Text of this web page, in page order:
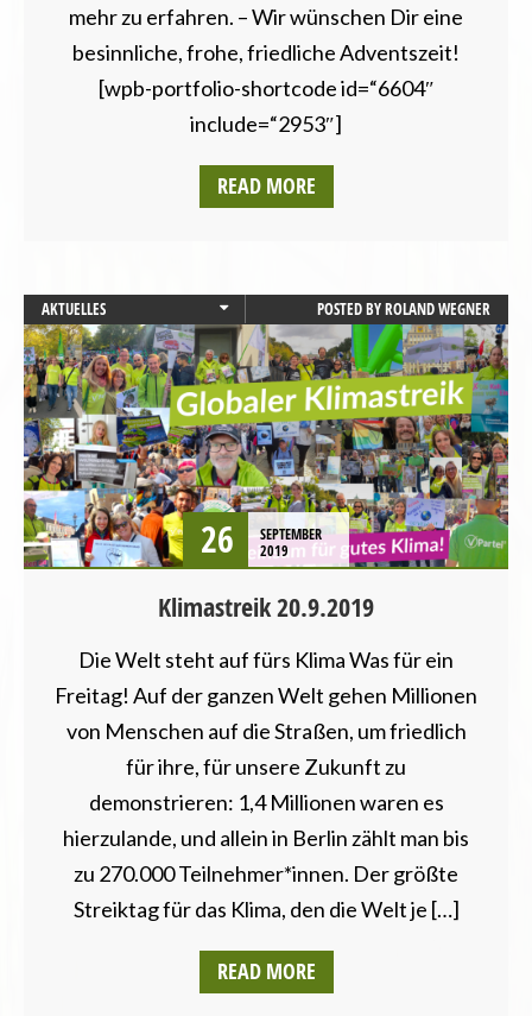
RHEINLAND-PFALZ
SAARLAND
SACHSEN-ANHALT
mehr zu erfahren. – Wir wünschen Dir eine
besinnliche, frohe, friedliche Adventszeit!
[wpb-portfolio-shortcode id=“6604″
include=“2953″]
READ MORE
AKTUELLES
BADEN-WÜRTTEMBERG
BAYERN
BERLIN
BRANDENBURG
BREMEN
HAMBURG
HESSEN
LANDESVERBÄNDE
MECKLENBURG-VORPOMMERN
NORDRHEIN-WESTFALEN
PRESSEMITTEILUNG
RHEINLAND-PFALZ
SACHSEN-ANHALT
SCHLESWIG-HOLSTEIN
THÜRINGEN
UMWELT UND KLIMA
POSTED BYROLAND WEGNER
26
SEPTEMBER
2019
Klimastreik 20.9.2019
Die Welt steht auf fürs Klima Was für ein
Freitag! Auf der ganzen Welt gehen Millionen
von Menschen auf die Straßen, um friedlich
für ihre, für unsere Zukunft zu
demonstrieren: 1,4 Millionen waren es
hierzulande, und allein in Berlin zählt man bis
zu 270.000 Teilnehmer*innen. Der größte
Streiktag für das Klima, den die Welt je […]
READ MORE